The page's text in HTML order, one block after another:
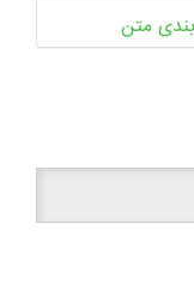
متن